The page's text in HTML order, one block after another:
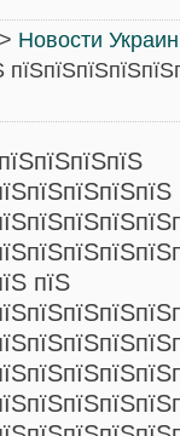
> Новости
пїЅ